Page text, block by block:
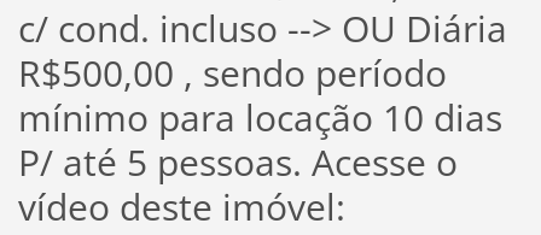
c/ cond. incluso --> OU Diária
R$500,00 , sendo período
mínimo para locação 10 dias
P/ até 5 pessoas. Acesse o
vídeo deste imóvel: